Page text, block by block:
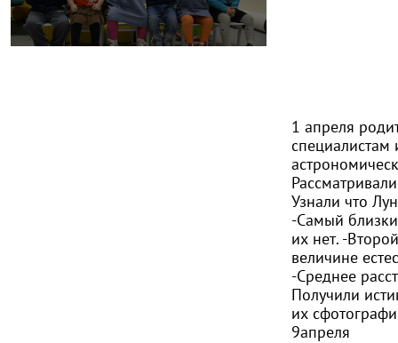
1 апреля
специалистам
Узнали что
-Самый
их нет. -
величине
-Среднее
Получили
их
9апреля